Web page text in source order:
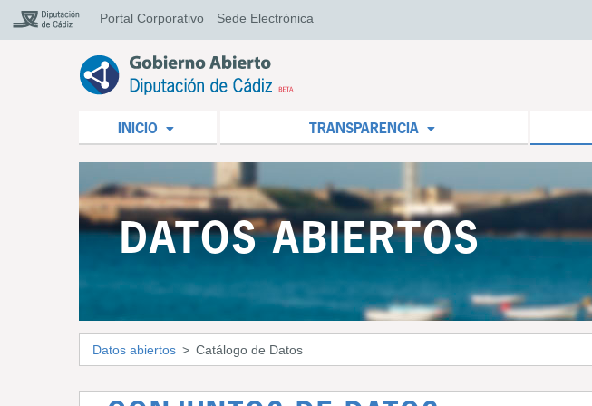
Portal Corporativo Sede Electrónica
INICIO TRANSPARENCIA
DATOS ABIERTOS
Datos abiertos Catálogo de Datos